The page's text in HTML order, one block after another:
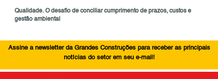
Qualidade. O desafio de conciliar cumprimento de prazos, custos e
gestão ambiental
Assine a newsletter da Grandes Construções para receber as principais
notícias do setor em seu e-mail!